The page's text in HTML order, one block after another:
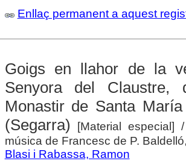
Enllaç permanent a aquest
Goigs en llahor de la
Senyora del
Monastir de Santa
(Segarra) [Material especial]
música de Francesc de P.
Blasi i Rabassa, Ramon